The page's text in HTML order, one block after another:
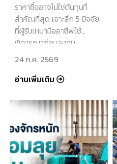
24 ก.ค. 2569
ราคาซื้ออาจไม่ใช่ต้นทุนที่
สำคัญที่สุด เจาะลึก 5 ปัจจัย
ที่ผู้รับเหมามืออาชีพใช้
พิจารณาก่อนลงทุน
เครื่องจักร เพื่อความคุ้มค่าใน
ระยะยาว
อ่านเพิ่มเติม